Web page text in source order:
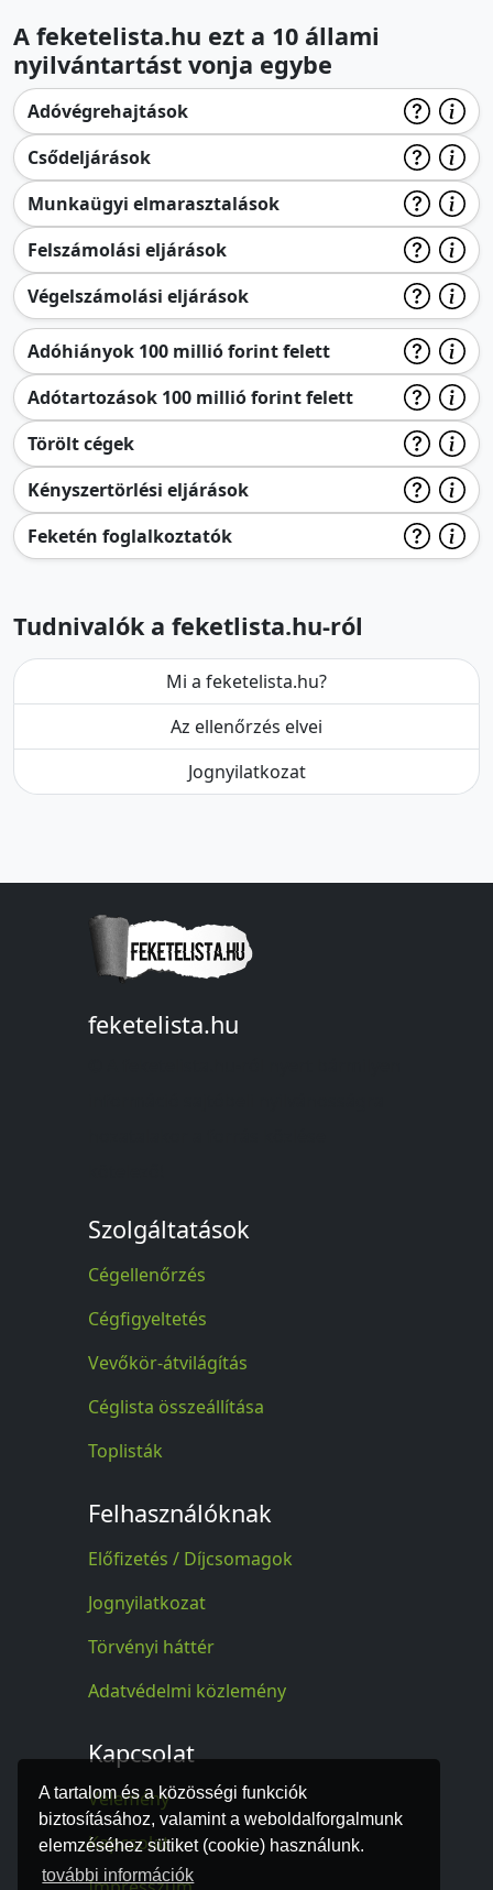
A tartalom és a közösségi funkciók
biztosításához, valamint a weboldalforgalmunk
elemzéséhez sütiket (cookie) használunk.
további információk
A feketelista.hu ezt a 10 állami
nyilvántartást vonja egybe
Adóvégrehajtások
Csődeljárások
Munkaügyi elmarasztalások
Felszámolási eljárások
Végelszámolási eljárások
Adóhiányok 100 millió forint felett
Adótartozások 100 millió forint felett
Törölt cégek
Kényszertörlési eljárások
Feketén foglalkoztatók
Tudnivalók a feketlista.hu-ról
Mi a feketelista.hu?
Az ellenőrzés elvei
Jognyilatkozat
feketelista.hu
Szolgáltatások
Cégellenőrzés
Cégfigyeltetés
Vevőkör-átvilágítás
Céglista összeállítása
Toplisták
Felhasználóknak
Előfizetés / Díjcsomagok
Jognyilatkozat
Törvényi háttér
Adatvédelmi közlemény
Kapcsolat
Vélemény
Kapcsolat